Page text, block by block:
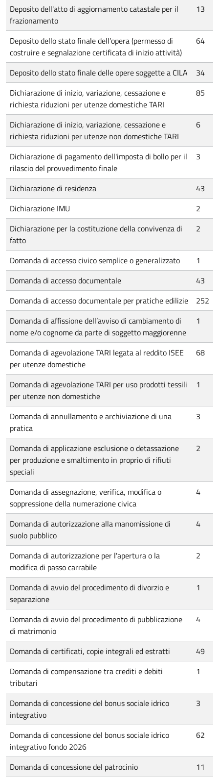
Deposito dell'atto di aggiornamento catastale per il
frazionamento
13
Deposito dello stato finale dell’opera (permesso di
costruire e segnalazione certificata di inizio attività)
64
Deposito dello stato finale delle opere soggette a CILA
34
Dichiarazione di inizio, variazione, cessazione e
richiesta riduzioni per utenze domestiche TARI
85
Dichiarazione di inizio, variazione, cessazione e
richiesta riduzioni per utenze non domestiche TARI
6
Dichiarazione di pagamento dell'imposta di bollo per il
rilascio del provvedimento finale
3
Dichiarazione di residenza
43
Dichiarazione IMU
2
Dichiarazione per la costituzione della convivenza di
fatto
2
Domanda di accesso civico semplice o generalizzato
1
Domanda di accesso documentale
43
Domanda di accesso documentale per pratiche edilizie
252
Domanda di affissione dell’avviso di cambiamento di
nome e/o cognome da parte di soggetto maggiorenne
1
Domanda di agevolazione TARI legata al reddito ISEE
per utenze domestiche
68
Domanda di agevolazione TARI per uso prodotti tessili
per utenze non domestiche
1
Domanda di annullamento e archiviazione di una
pratica
3
Domanda di applicazione esclusione o detassazione
per produzione e smaltimento in proprio di rifiuti
speciali
2
Domanda di assegnazione, verifica, modifica o
soppressione della numerazione civica
4
Domanda di autorizzazione alla manomissione di
suolo pubblico
4
Domanda di autorizzazione per l'apertura o la
modifica di passo carrabile
2
Domanda di avvio del procedimento di divorzio e
separazione
1
Domanda di avvio del procedimento di pubblicazione
di matrimonio
4
Domanda di certificati, copie integrali ed estratti
49
Domanda di compensazione tra crediti e debiti
tributari
1
Domanda di concessione del bonus sociale idrico
integrativo
3
Domanda di concessione del bonus sociale idrico
integrativo fondo 2026
62
Domanda di concessione del patrocinio
11